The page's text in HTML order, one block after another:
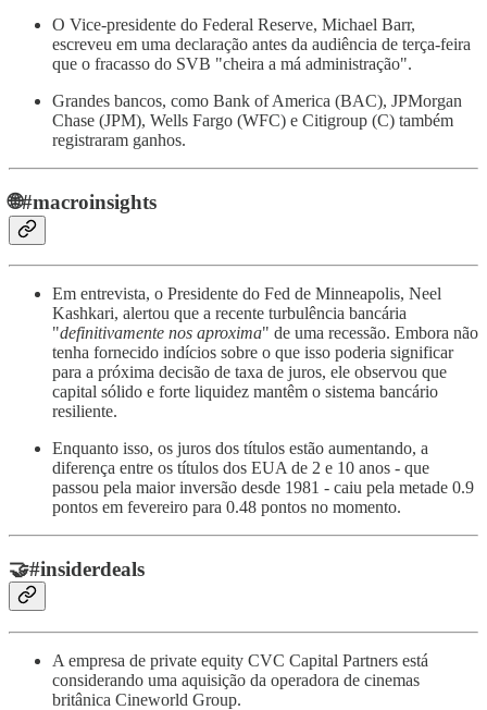
O Vice-presidente do Federal Reserve, Michael Barr,
escreveu em uma declaração antes da audiência de terça-feira
que o fracasso do SVB "cheira a má administração".
Grandes bancos, como Bank of America (BAC), JPMorgan
Chase (JPM), Wells Fargo (WFC) e Citigroup (C) também
registraram ganhos.
🌐#macroinsights
Em entrevista, o Presidente do Fed de Minneapolis, Neel
Kashkari, alertou que a recente turbulência bancária
"definitivamente nos aproxima" de uma recessão. Embora não
tenha fornecido indícios sobre o que isso poderia significar
para a próxima decisão de taxa de juros, ele observou que
capital sólido e forte liquidez mantêm o sistema bancário
resiliente.
Enquanto isso, os juros dos títulos estão aumentando, a
diferença entre os títulos dos EUA de 2 e 10 anos - que
passou pela maior inversão desde 1981 - caiu pela metade 0.9
pontos em fevereiro para 0.48 pontos no momento.
🤝#insiderdeals
A empresa de private equity CVC Capital Partners está
considerando uma aquisição da operadora de cinemas
britânica Cineworld Group.